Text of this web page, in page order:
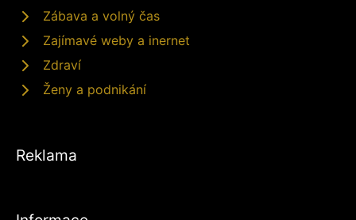
Zábava a volný čas
Zajímavé weby a inernet
Zdraví
Ženy a podnikání
Reklama